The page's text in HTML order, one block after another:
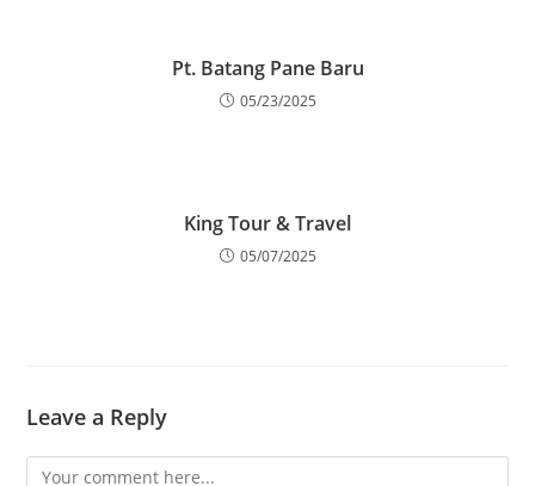
Pt. Batang Pane Baru
05/23/2025
King Tour & Travel
05/07/2025
Leave a Reply
Comment